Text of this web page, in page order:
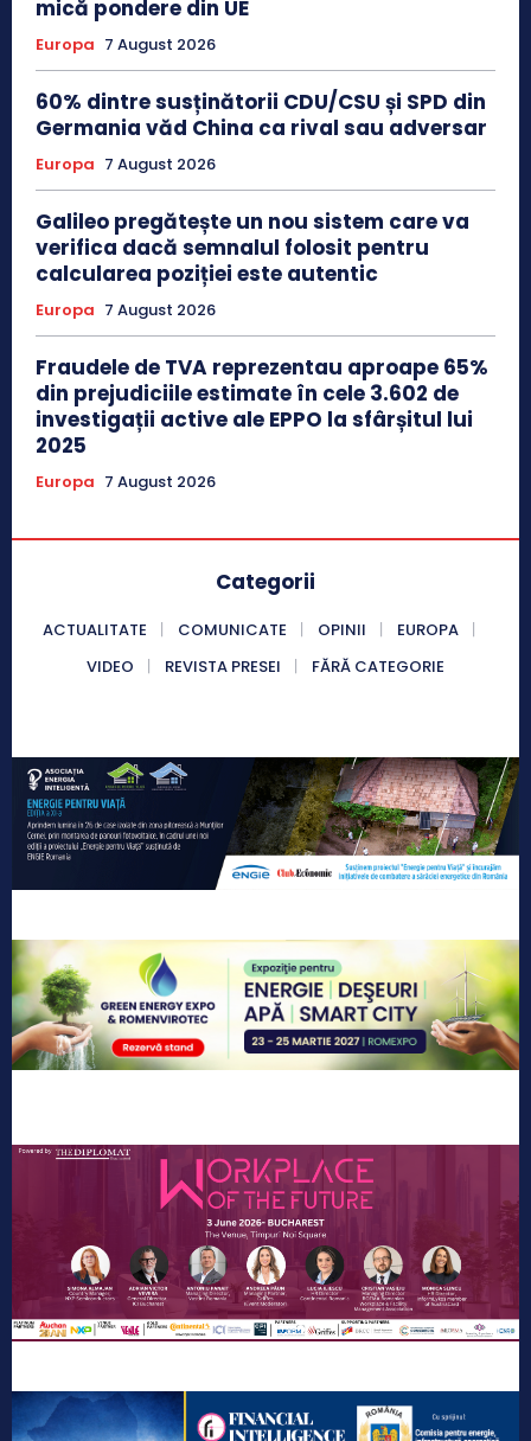
mică pondere din UE
Europa 7 August 2026
60% dintre susținătorii CDU/CSU și SPD din
Germania văd China ca rival sau adversar
Europa 7 August 2026
Galileo pregătește un nou sistem care va
verifica dacă semnalul folosit pentru
calcularea poziției este autentic
Europa 7 August 2026
Fraudele de TVA reprezentau aproape 65%
din prejudiciile estimate în cele 3.602 de
investigații active ale EPPO la sfârșitul lui
2025
Europa 7 August 2026
Categorii
ACTUALITATE COMUNICATE OPINII
EUROPA
VIDEO
REVISTA PRESEI FĂRĂ CATEGORIE